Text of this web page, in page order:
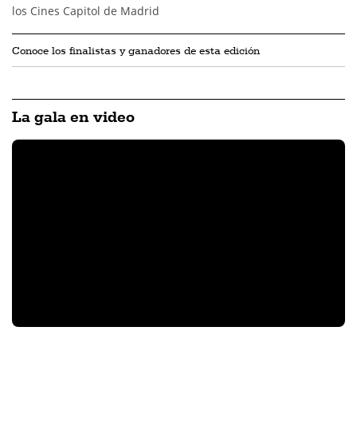
los Cines Capitol de Madrid
Conoce los finalistas y ganadores de esta edición
La gala en video